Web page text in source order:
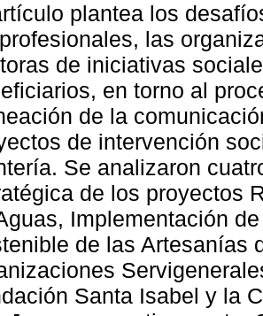
plantea los
las
de iniciativas
en torno al
de la
de intervención
Se analizaron
de los proyectos
Implementación
de las Artesanías
Santa Isabel y la